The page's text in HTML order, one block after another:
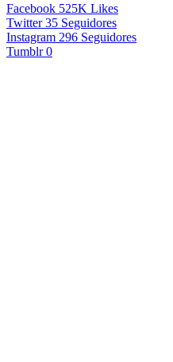
Facebook 525K Likes
Twitter 35 Seguidores
Instagram 296 Seguidores
Tumblr 0